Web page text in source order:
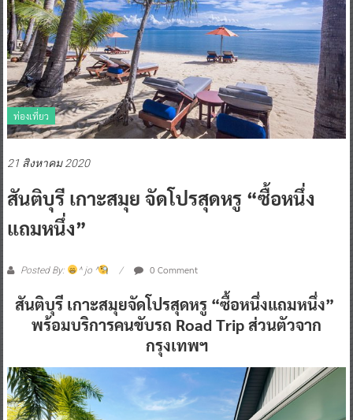
ท่องเที่ยว
21 สิงหาคม 2020
สันติบุรี เกาะสมุย จัดโปรสุดหรู “ซื้อหนึ่ง
แถมหนึ่ง”
Posted By: ^ jo ^ 0 Comment
สันติบุรี เกาะสมุยจัดโปรสุดหรู “ซื้อหนึ่งแถมหนึ่ง”
พร้อมบริการคนขับรถ Road Trip ส่วนตัวจาก
กรุงเทพฯ